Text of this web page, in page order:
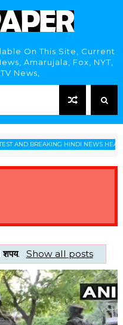
On This Site, Current
Amarujala, Fox, NYT,
News,
AND BREAKING HINDI NEWS
शपय. Show all posts